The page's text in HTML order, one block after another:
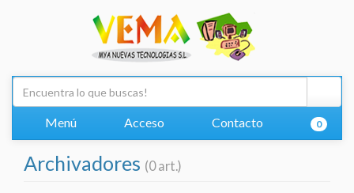
Menú Acceso Contacto 0
Archivadores (0 art.)